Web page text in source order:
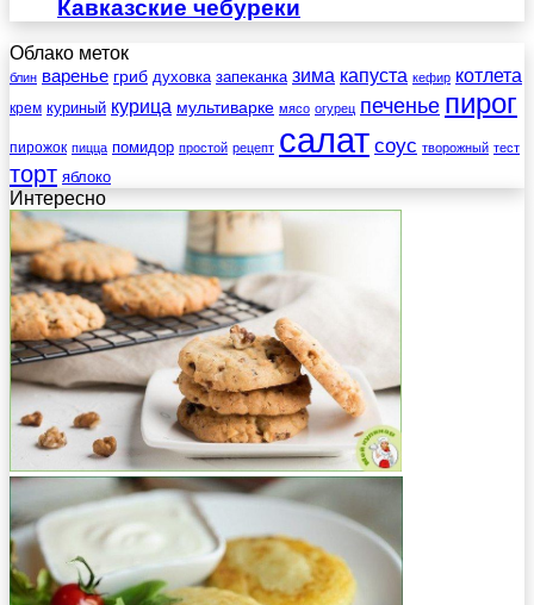
Кавказские чебуреки
Облако меток
блин варенье гриб духовка запеканка зима капуста кефир котлета
крем куриный курица мультиварке мясо огурец печенье пирог
пирожок пицца помидор простой рецепт салат соус творожный тест
торт яблоко
Интересно